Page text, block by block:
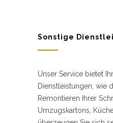
Sonstige
Unser Service bietet
Dienstleistungen, wie
Remontieren Ihrer
Umzugskartons,